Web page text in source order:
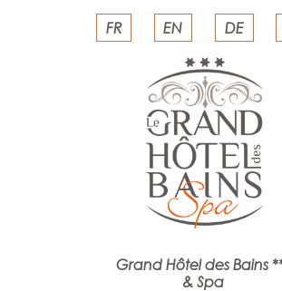
FR EN DE
Grand Hôtel des Bains
& Spa